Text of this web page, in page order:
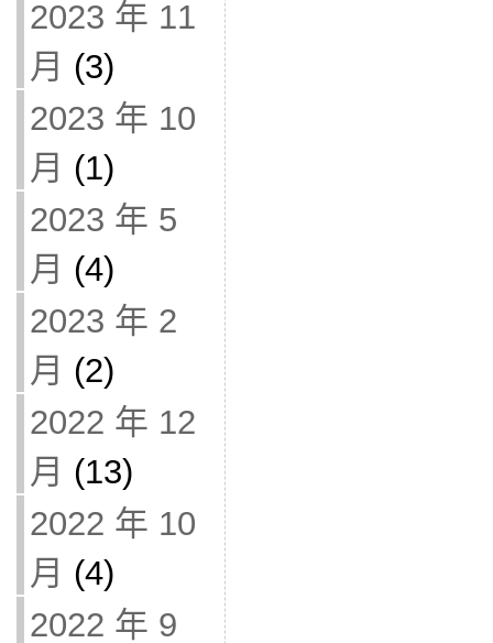
2023 年 11
月 (3)
2023 年 10
月 (1)
2023 年 5
月 (4)
2023 年 2
月 (2)
2022 年 12
月 (13)
2022 年 10
月 (4)
2022 年 9